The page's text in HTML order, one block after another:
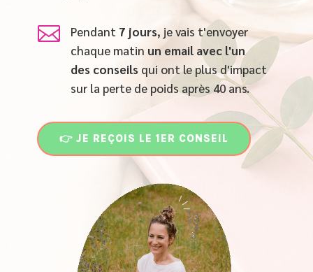
 Pendant 7 jours, je vais t'envoyer
chaque matin un email avec l'un
des conseils qui ont le plus d'impact
sur la perte de poids après 40 ans.
👉 JE REÇOIS LE 1ER CONSEIL